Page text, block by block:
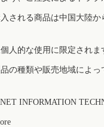
される商品は中国大陸
人的な使用に限定されま
の種類や販売地域によ
INFORMATION